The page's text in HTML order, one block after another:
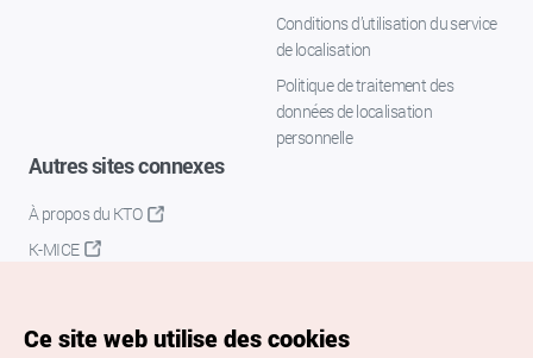
Conditions d’utilisation du service
de localisation
Politique de traitement des
données de localisation
personnelle
Autres sites connexes
À propos du KTO
K-MICE
Ce site web utilise des cookies